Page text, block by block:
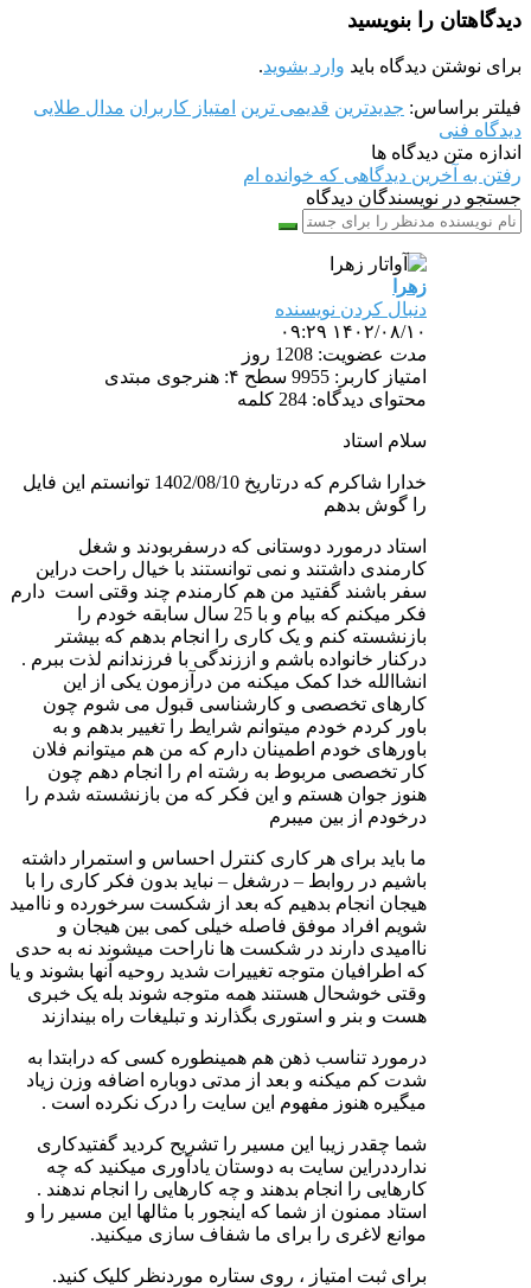
دیدگاهتان را بنویسید
برای نوشتن دیدگاه باید وارد بشوید.
فیلتر براساس: جدیدترین قدیمی ترین امتیاز کاربران مدال طلایی
دیدگاه فنی
اندازه متن دیدگاه ها
رفتن به آخرین دیدگاهی که خوانده ام
جستجو در نویسندگان دیدگاه
زهرا
دنبال کردن نویسنده
۱۴۰۲/۰۸/۱۰ ۰۹:۲۹
مدت عضویت: 1208 روز
امتیاز کاربر: 9955
سطح ۴: هنرجوی مبتدی
محتوای دیدگاه: 284 کلمه
سلام استاد
خدارا شاکرم که درتاریخ 1402/08/10 توانستم این فایل
را گوش بدهم
استاد درمورد دوستانی که درسفربودند و شغل
کارمندی داشتند و نمی توانستند با خیال راحت دراین
سفر باشند گفتید من هم کارمندم چند وقتی است دارم
فکر میکنم که بیام و با 25 سال سابقه خودم را
بازنشسته کنم و یک کاری را انجام بدهم که بیشتر
درکنار خانواده باشم و اززندگی با فرزندانم لذت ببرم .
انشاالله خدا کمک میکنه من درآزمون یکی از این
کارهای تخصصی و کارشناسی قبول می شوم چون
باور کردم خودم میتوانم شرایط را تغییر بدهم و به
باورهای خودم اطمینان دارم که من هم میتوانم فلان
کار تخصصی مربوط به رشته ام را انجام دهم چون
هنوز جوان هستم و این فکر که من بازنشسته شدم را
درخودم از بین میبرم
ما باید برای هر کاری کنترل احساس و استمرار داشته
باشیم در روابط – درشغل – نباید بدون فکر کاری را با
هیجان انجام بدهیم که بعد از شکست سرخورده و ناامید
شویم افراد موفق فاصله خیلی کمی بین هیجان و
ناامیدی دارند در شکست ها ناراحت میشوند نه به حدی
که اطرافیان متوجه تغییرات شدید روحیه آنها بشوند و یا
وقتی خوشحال هستند همه متوجه شوند بله یک خبری
هست و بنر و استوری بگذارند و تبلیغات راه بیندازند
درمورد تناسب ذهن هم همینطوره کسی که درابتدا به
شدت کم میکنه و بعد از مدتی دوباره اضافه وزن زیاد
میگیره هنوز مفهوم این سایت را درک نکرده است .
شما چقدر زیبا این مسیر را تشریح کردید گفتیدکاری
ندارددراین سایت به دوستان یادآوری میکنید که چه
کارهایی را انجام بدهند و چه کارهایی را انجام ندهند .
استاد ممنون از شما که اینجور با مثالها این مسیر را و
موانع لاغری را برای ما شفاف سازی میکنید.
برای ثبت امتیاز ، روی ستاره موردنظر کلیک کنید.